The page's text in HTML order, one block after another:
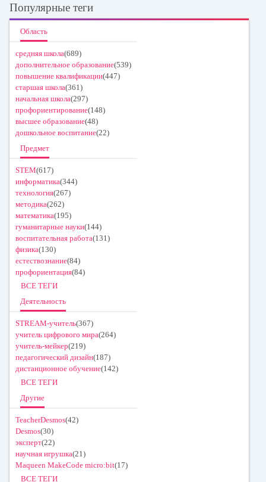
Популярные теги
Область
средняя школа(689)
дополнительное образование(539)
повышение квалификации(447)
старшая школа(361)
начальная школа(297)
профориентирование(148)
высшее образование(48)
дошкольное воспитание(22)
Предмет
STEM(617)
информатика(344)
технология(267)
методика(262)
математика(195)
гуманитарные науки(144)
воспитательная работа(131)
физика(130)
естествознание(84)
профориентация(84)
ВСЕ ТЕГИ
Деятельность
STREAM-учитель(367)
учитель цифрового мира(264)
учитель-мейкер(219)
педагогический дизайн(187)
дистанционное обучение(142)
ВСЕ ТЕГИ
Другие
TeacherDesmos(42)
Desmos(30)
эксперт(22)
научная игрушка(21)
Maqueen MakeCode micro:bit(17)
ВСЕ ТЕГИ